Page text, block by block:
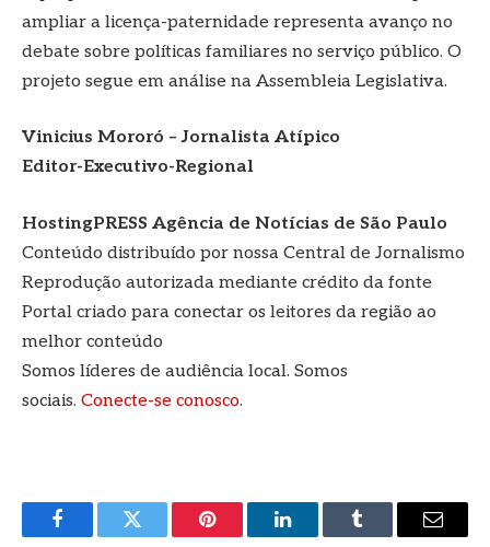
ampliar a licença-paternidade representa avanço no
debate sobre políticas familiares no serviço público. O
projeto segue em análise na Assembleia Legislativa.
Vinicius Mororó – Jornalista Atípico
Editor-Executivo-Regional
HostingPRESS Agência de Notícias de São Paulo
Conteúdo distribuído por nossa Central de Jornalismo
Reprodução autorizada mediante crédito da fonte
Portal criado para conectar os leitores da região ao
melhor conteúdo
Somos líderes de audiência local. Somos
sociais. Conecte-se conosco.
FacebookTwitter Pinterest LinkedInTumblr
E-